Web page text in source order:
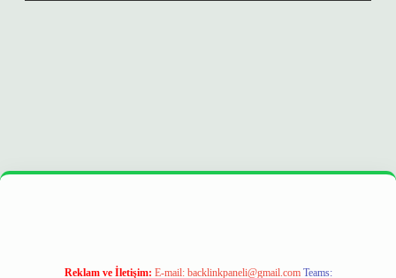
opera betilbetgir.netbetexperhttps://betexpergir.net/
Reklam ve İletişim: E-mail: backlinkpaneli@gmail.com Teams: